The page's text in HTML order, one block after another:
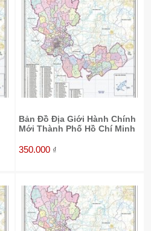
Bản Đồ Địa Giới Hành Chính
Mới Thành Phố Hồ Chí Minh
350.000 ₫